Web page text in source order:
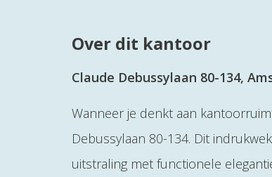
Over dit kantoor
Claude Debussylaan 80-134,
Wanneer je denkt aan
Debussylaan 80-134. Dit
uitstraling met functionele